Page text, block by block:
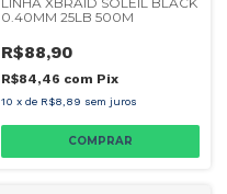
0.40MM 25LB 500M
R$88,90
R$84,46 com Pix
10 x de R$8,89 sem juros